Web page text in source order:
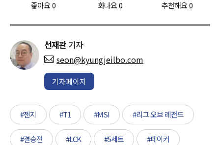
좋아요0 화나요0 추천해요 0
선재관 기자
seon@kyungjeilbo.com
기자페이지
#젠지 #T1 #MSI #리그 오브 레전드
#결승전 #LCK #5세트 #페이커